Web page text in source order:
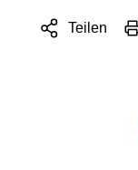
Teilen
Sharing